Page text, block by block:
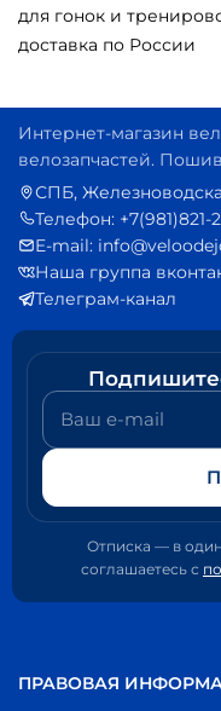
для гонок и
доставка по России
Интернет-магазин
велозапчастей.
СПБ,
Телефон: +7(981)821-
E-mail:
Наша группа
Телеграм-канал
Ваш e-mail
Отписка — в
соглашаетесь с
ПРАВОВАЯ